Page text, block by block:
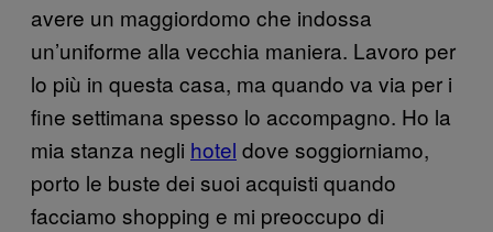
avere un maggiordomo che indossa
un’uniforme alla vecchia maniera. Lavoro per
lo più in questa casa, ma quando va via per i
fine settimana spesso lo accompagno. Ho la
mia stanza negli hotel dove soggiorniamo,
porto le buste dei suoi acquisti quando
facciamo shopping e mi preoccupo di